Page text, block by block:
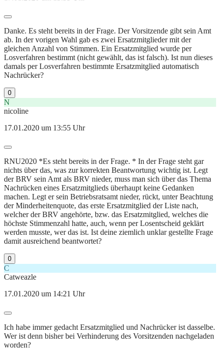
Danke. Es steht bereits in der Frage. Der Vorsitzende gibt sein Amt
ab. In der vorigen Wahl gab es zwei Ersatzmitglieder mit der
gleichen Anzahl von Stimmen. Ein Ersatzmitglied wurde per
Losverfahren bestimmt (nicht gewählt, das ist falsch). Ist nun dieses
damals per Losverfahren bestimmte Ersatzmitglied automatisch
Nachrücker?
0
N
nicoline
17.01.2020 um 13:55 Uhr
RNU2020 *Es steht bereits in der Frage. * In der Frage steht gar
nichts über das, was zur korrekten Beantwortung wichtig ist. Legt
der BRV sein Amt als BRV nieder, muss man sich über das Thema
Nachrücken eines Ersatzmitglieds überhaupt keine Gedanken
machen. Legt er sein Betriebsratsamt nieder, rückt, unter Beachtung
der Minderheitenquote, das erste Ersatzmitglied der Liste nach,
welcher der BRV angehörte, bzw. das Ersatzmitglied, welches die
höchste Stimmenzahl hatte, auch, wenn per Losentscheid geklärt
werden musste, wer das ist. Ist deine ziemlich unklar gestellte Frage
damit ausreichend beantwortet?
0
C
Catweazle
17.01.2020 um 14:21 Uhr
Ich habe immer gedacht Ersatzmitglied und Nachrücker ist dasselbe.
Wer ist denn bisher bei Verhinderung des Vorsitzenden nachgeladen
worden?